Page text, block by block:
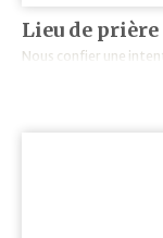
Lieu de prière
Nous confier une